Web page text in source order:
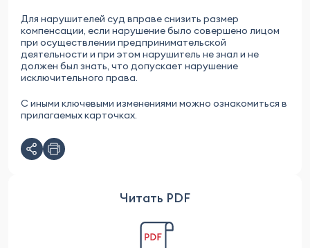
Для нарушителей суд вправе снизить размер
компенсации, если нарушение было совершено лицом
при осуществлении предпринимательской
деятельности и при этом нарушитель не знал и не
должен был знать, что допускает нарушение
исключительного права.
С иными ключевыми изменениями можно ознакомиться в
прилагаемых карточках.
Читать PDF